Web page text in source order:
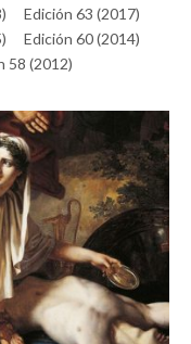
Edición 63 (2017)
Edición 60 (2014)
58 (2012)